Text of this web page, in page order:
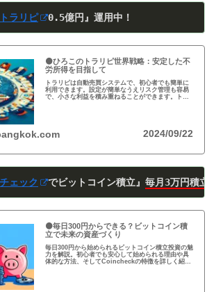
トラリピ 0.5億円』運用中！
🟠ひろこのトラリピ世界戦略：安定した不
労所得を目指して
トラリピは自動売買システムで、初心者でも簡単に
利用できます。設定が簡単なうえリスク管理も容易
で、小さな利益を積み重ねることができます。トラ
2024/09/22
ェック でビットコイン積立』 毎月3万円積立
🟠毎日300円からできる？ビットコイン積
立で未来の資産づくり
毎日300円から始められるビットコイン積立投資の魅
力を解説。初心者でも安心して始められる理由や具
体的な方法、そしてCoincheckの特徴を詳しく紹